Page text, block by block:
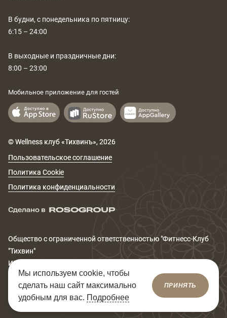
В будни, с понедельника по пятницу:
6:15 – 24:00
В выходные и праздничные дни:
8:00 – 23:00
Мобильное приложение для гостей
© Wellness клуб «Тихвинъ», 2026
Пользовательское соглашение
Политика Cookie
Политика конфиденциальности
Общество с ограниченной ответственностью "Фитнеcс-Клуб
"Тихвин"
ИНН 6671167320
Юридический адрес: 620014, Свердловская обл., г.
Екатеринбург, ул. Сакко и Ванцетти, д.99
Мы используем cookie, чтобы
сделать наш сайт максимально
удобным для вас. Подробнее
ПРИНЯТЬ